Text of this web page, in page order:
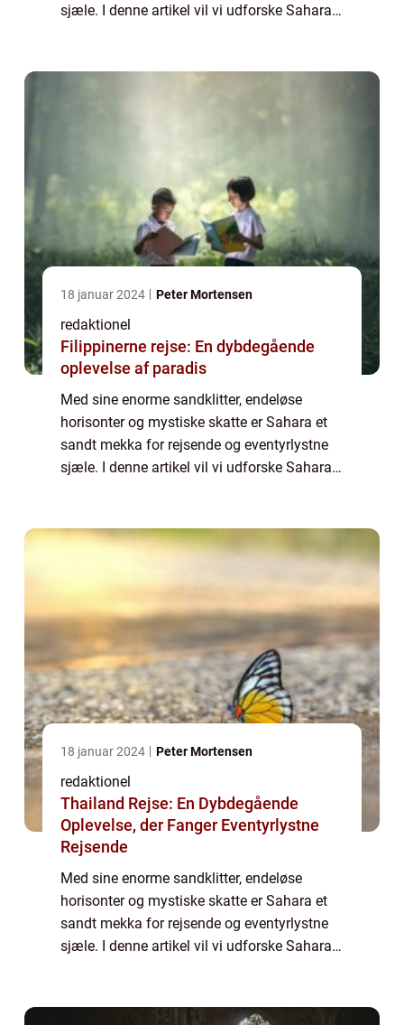
sjæle. I denne artikel vil vi udforske Sahara i
18 januar 2024 Peter Mortensen
redaktionel
Filippinerne rejse: En dybdegående
oplevelse af paradis
Med sine enorme sandklitter, endeløse
horisonter og mystiske skatte er Sahara et
sandt mekka for rejsende og eventyrlystne
sjæle. I denne artikel vil vi udforske Sahara i
18 januar 2024 Peter Mortensen
redaktionel
Thailand Rejse: En Dybdegående
Oplevelse, der Fanger Eventyrlystne
Rejsende
Med sine enorme sandklitter, endeløse
horisonter og mystiske skatte er Sahara et
sandt mekka for rejsende og eventyrlystne
sjæle. I denne artikel vil vi udforske Sahara i